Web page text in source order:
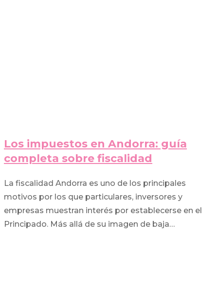
Los impuestos en Andorra: guía
completa sobre fiscalidad
La fiscalidad Andorra es uno de los principales
motivos por los que particulares, inversores y
empresas muestran interés por establecerse en el
Principado. Más allá de su imagen de baja…